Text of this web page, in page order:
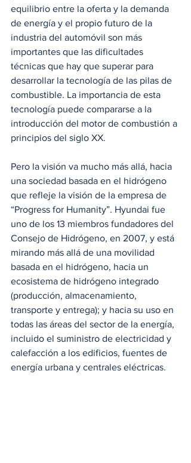
equilibrio entre la oferta y la demanda
de energía y el propio futuro de la
industria del automóvil son más
importantes que las dificultades
técnicas que hay que superar para
desarrollar la tecnología de las pilas de
combustible. La importancia de esta
tecnología puede compararse a la
introducción del motor de combustión a
principios del siglo XX.
Pero la visión va mucho más allá, hacia
una sociedad basada en el hidrógeno
que refleje la visión de la empresa de
“Progress for Humanity”. Hyundai fue
uno de los 13 miembros fundadores del
Consejo de Hidrógeno, en 2007, y está
mirando más allá de una movilidad
basada en el hidrógeno, hacia un
ecosistema de hidrógeno integrado
(producción, almacenamiento,
transporte y entrega); y hacia su uso en
todas las áreas del sector de la energía,
incluido el suministro de electricidad y
calefacción a los edificios, fuentes de
energía urbana y centrales eléctricas.